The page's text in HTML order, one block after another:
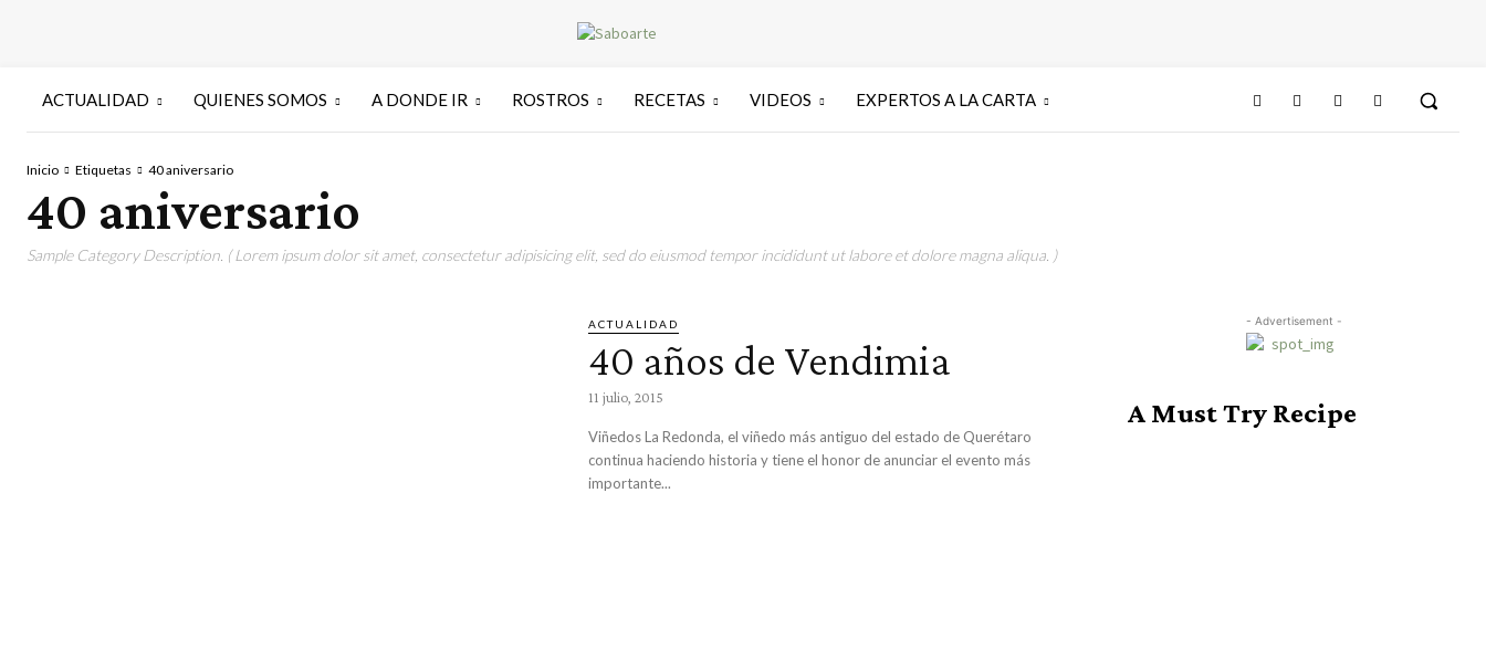
ACTUALIDAD QUIENES SOMOS A DONDE IR ROSTROS RECETAS VIDEOS EXPERTOS A LA CARTA
Inicio Etiquetas 40 aniversario
40 aniversario
Sample Category Description. ( Lorem ipsum dolor sit amet, consectetur adipisicing elit, sed do eiusmod tempor incididunt ut labore et dolore magna aliqua. )
ACTUALIDAD
40 años de Vendimia
11 julio, 2015
Viñedos La Redonda, el viñedo más antiguo del estado de Querétaro
continua haciendo historia y tiene el honor de anunciar el evento más
importante...
- Advertisement -
A Must Try Recipe